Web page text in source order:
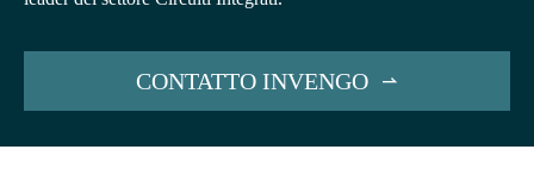
CONTATTO INVENGO 